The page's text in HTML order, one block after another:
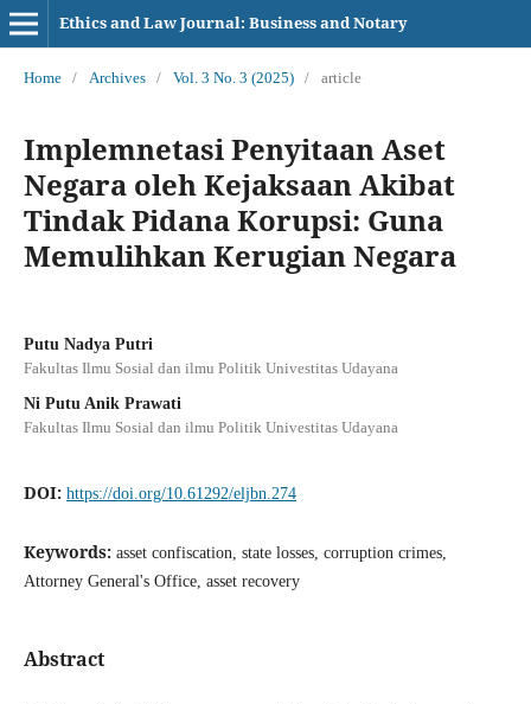
Ethics and Law Journal: Business and Notary
Home / Archives / Vol. 3 No. 3 (2025) / article
Implemnetasi Penyitaan Aset
Negara oleh Kejaksaan Akibat
Tindak Pidana Korupsi: Guna
Memulihkan Kerugian Negara
Putu Nadya Putri
Fakultas Ilmu Sosial dan ilmu Politik Univestitas Udayana
Ni Putu Anik Prawati
Fakultas Ilmu Sosial dan ilmu Politik Univestitas Udayana
DOI: https://doi.org/10.61292/eljbn.274
Keywords: asset confiscation, state losses, corruption crimes,
Attorney General's Office, asset recovery
Abstract